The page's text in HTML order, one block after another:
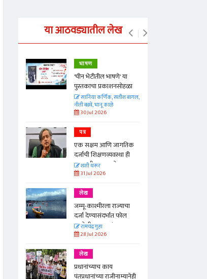
या आठवड्यातील लेख
भाषण
'चीन भेटीतील भाषणे' या
पुस्तकाचा प्रकाशनसोहळा
सानिया कर्णिक, सतीश बागल,
नीती बडवे, भानू काळे
30 Jul 2026
पत्र
एक सक्षम आणि जागतिक
दर्जाची शिक्षणव्यवस्था ही
काळाची गरज आहे
शशी थरूर
31 Jul 2026
लेख
जम्मू-काश्मीरला राज्याचा
दर्जा देण्यासंदर्भात फोल
ठरलेली आश्वासनं
रामचंद्र गुहा
28 Jul 2026
लेख
प्रधानांच्याच काय
पंतप्रधानांच्या राजीनाम्यानेही